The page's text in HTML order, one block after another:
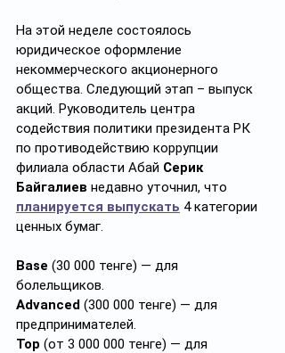
На этой неделе состоялось
юридическое оформление
некоммерческого акционерного
общества. Следующий этап – выпуск
акций. Руководитель центра
содействия политики президента РК
по противодействию коррупции
филиала области Абай Серик
Байгалиев недавно уточнил, что
планируется выпускать 4 категории
ценных бумаг.
Base (30 000 тенге) — для
болельщиков.
Advanced (300 000 тенге) — для
предпринимателей.
Top (от 3 000 000 тенге) — для